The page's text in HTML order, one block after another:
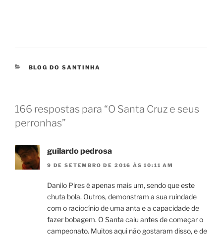
CATEGORIAS
BLOG DO SANTINHA
166 respostas para “O Santa Cruz e seus
perronhas”
guilardo pedrosa
9 DE SETEMBRO DE 2016 ÀS 10:11 AM
Danilo Pires é apenas mais um, sendo que este
chuta bola. Outros, demonstram a sua ruindade
com o raciocínio de uma anta e a capacidade de
fazer bobagem. O Santa caiu antes de começar o
campeonato. Muitos aqui não gostaram disso, e de